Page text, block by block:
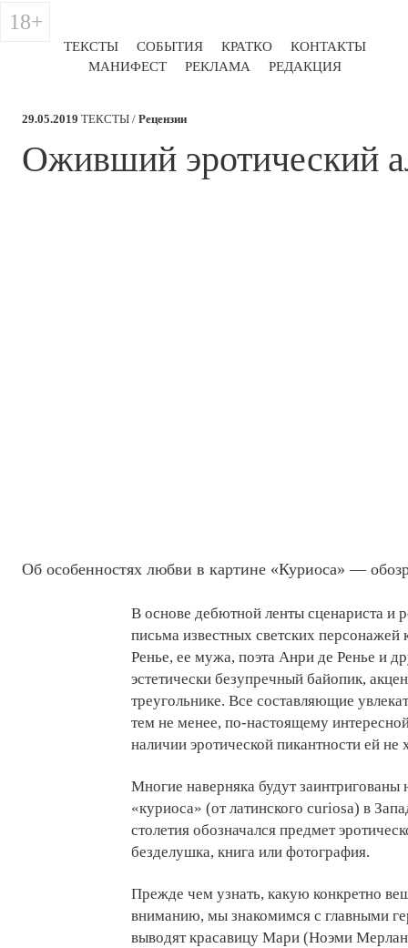
ТЕКСТЫ СОБЫТИЯ КРАТКО
КОНТАКТЫ
МАНИФЕСТ
РЕКЛАМА РЕДАКЦИЯ
18+
29.05.2019 ТЕКСТЫ / Рецензии
​Оживший эротический
Об особенностях любви в картине «Куриоса» —
В основе дебютной ленты сценариста
письма известных светских
Ренье, ее мужа, поэта Анри де Ренье и
эстетически безупречный байопик,
треугольнике. Все составляющие
тем не менее, по-настоящему
наличии эротической пикантности ей не
Многие наверняка будут заинтригованы
«куриоса» (от латинского curiosa) в
столетия обозначался предмет
безделушка, книга или фотография.
Прежде чем узнать, какую конкретно
вниманию, мы знакомимся с главными
выводят красавицу Мари (Ноэми